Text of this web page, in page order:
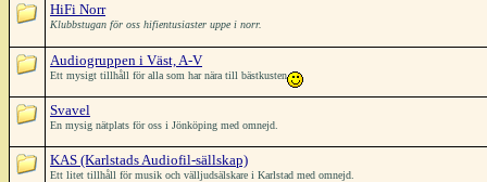
HiFi Norr
Klubbstugan för oss hifientusiaster uppe i norr.
Audiogruppen i Väst, A-V
Ett mysigt tillhåll för alla som har nära till bästkusten
Svavel
En mysig nätplats för oss i Jönköping med omnejd.
KAS (Karlstads Audiofil-sällskap)
Ett litet tillhåll för musik och välljudsälskare i Karlstad med omnejd.